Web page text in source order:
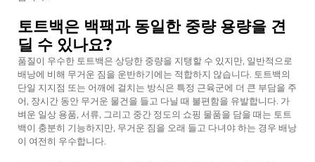
토트백은 백팩과 동일한 중량 용량을 견
딜 수 있나요?
품질이 우수한 토트백은 상당한 중량을 지탱할 수 있지만, 일반적으로
배낭에 비해 무거운 짐을 운반하기에는 적합하지 않습니다. 토트백의
단일 지지점 또는 어깨에 걸치는 방식은 특정 근육군에 더 큰 부담을 주
어, 장시간 동안 무거운 물건을 들고 다닐 때 불편함을 유발합니다. 가
벼운 일상 용품, 서류, 그리고 중간 정도의 쇼핑 물품을 담을 때는 토트
백이 충분히 기능하지만, 무거운 짐을 오래 들고 다녀야 하는 경우 배낭
이 여전히 우수합니다.